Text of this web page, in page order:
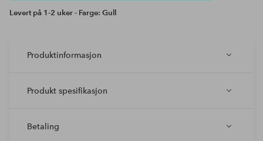
Levert på 1-2 uker - Farge: Gull
Produktinformasjon
Produkt spesifikasjon
Betaling